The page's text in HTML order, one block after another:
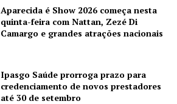
Aparecida é Show 2026 começa nesta
quinta-feira com Nattan, Zezé Di
Camargo e grandes atrações nacionais
Ipasgo Saúde prorroga prazo para
credenciamento de novos prestadores
até 30 de setembro